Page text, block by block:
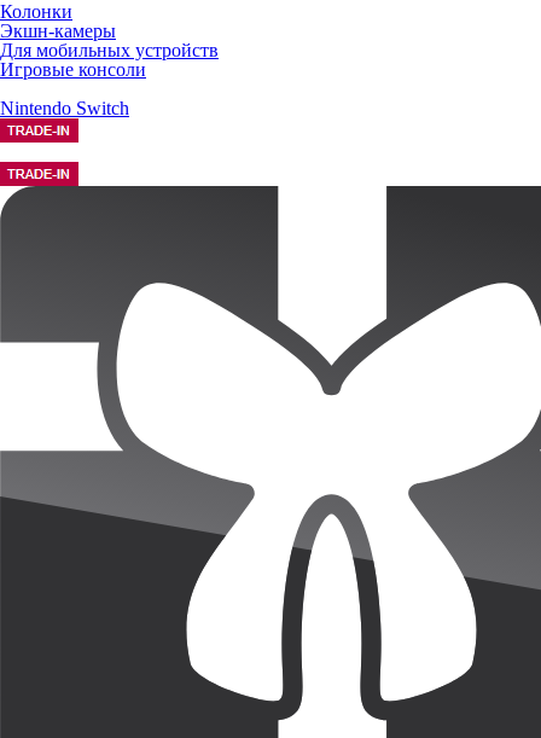
Колонки
Экшн-камеры
Для мобильных устройств
Игровые консоли
Nintendo Switch